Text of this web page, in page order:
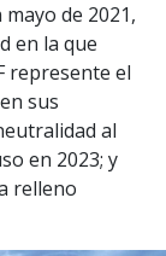
de 2021,
en la que
represente el
sus
al
en 2023; y
relleno